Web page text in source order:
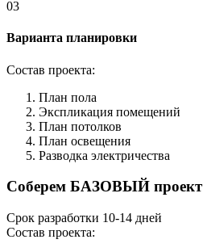
03
Варианта планировки
Состав проекта:
План пола
Экспликация помещений
План потолков
План освещения
Разводка электричества
Соберем БАЗОВЫЙ проект
Срок разработки 10-14 дней
Состав проекта: